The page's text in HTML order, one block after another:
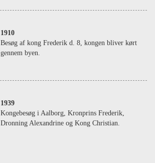
1910
Besøg af kong Frederik d. 8, kongen bliver kørt
gennem byen.
1939
Kongebesøg i Aalborg, Kronprins Frederik,
Dronning Alexandrine og Kong Christian.